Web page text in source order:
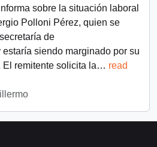
sobre la situación laboral
Polloni Pérez, quien se
de
siendo marginado por su
remitente solicita la… read